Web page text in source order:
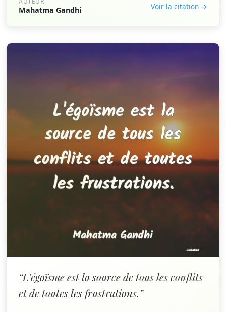
Mahatma Gandhi Voir la citation →
“L'égoïsme est la source de tous les conflits
et de toutes les frustrations.”